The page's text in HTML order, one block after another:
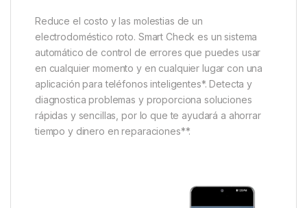
Reduce el costo y las molestias de un
electrodoméstico roto. Smart Check es un sistema
automático de control de errores que puedes usar
en cualquier momento y en cualquier lugar con una
aplicación para teléfonos inteligentes*. Detecta y
diagnostica problemas y proporciona soluciones
rápidas y sencillas, por lo que te ayudará a ahorrar
tiempo y dinero en reparaciones**.